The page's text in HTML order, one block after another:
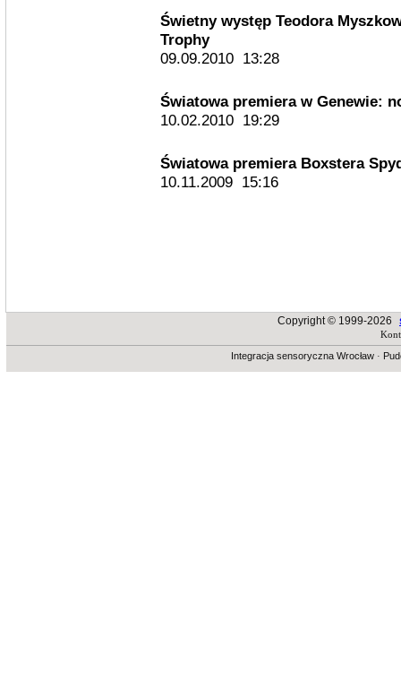
Świetny występ Teodora
Trophy
09.09.2010 13:28
Światowa premiera w Genewie:
10.02.2010 19:29
Światowa premiera Boxstera
10.11.2009 15:16
Copyright © 1999-2026
Integracja sensoryczna Wrocław·